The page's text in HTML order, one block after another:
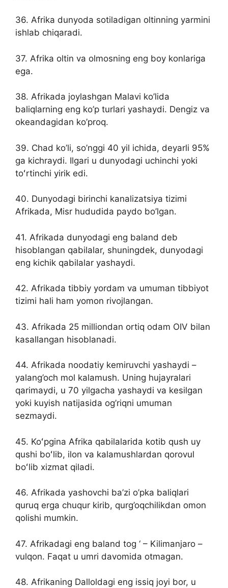
36. Afrika dunyoda sotiladigan oltinning yarmini
ishlab chiqaradi.
37. Afrika oltin va olmosning eng boy konlariga
ega.
38. Afrikada joylashgan Malavi ko’lida
baliqlarning eng ko’p turlari yashaydi. Dengiz va
okeandagidan ko’proq.
39. Chad ko’li, so’nggi 40 yil ichida, deyarli 95%
ga kichraydi. Ilgari u dunyodagi uchinchi yoki
toʻrtinchi yirik edi.
40. Dunyodagi birinchi kanalizatsiya tizimi
Afrikada, Misr hududida paydo bo’lgan.
41. Afrikada dunyodagi eng baland deb
hisoblangan qabilalar, shuningdek, dunyodagi
eng kichik qabilalar yashaydi.
42. Afrikada tibbiy yordam va umuman tibbiyot
tizimi hali ham yomon rivojlangan.
43. Afrikada 25 milliondan ortiq odam OIV bilan
kasallangan hisoblanadi.
44. Afrikada noodatiy kemiruvchi yashaydi –
yalang’och mol kalamush. Uning hujayralari
qarimaydi, u 70 yilgacha yashaydi va kesilgan
yoki kuyish natijasida og’riqni umuman
sezmaydi.
45. Koʻpgina Afrika qabilalarida kotib qush uy
qushi boʻlib, ilon va kalamushlardan qorovul
boʻlib xizmat qiladi.
46. Afrikada yashovchi ba’zi o’pka baliqlari
quruq erga chuqur kirib, qurg’oqchilikdan omon
qolishi mumkin.
47. Afrikadagi eng baland tog ‘ – Kilimanjaro –
vulqon. Faqat u umri davomida otmagan.
48. Afrikaning Dalloldagi eng issiq joyi bor, u